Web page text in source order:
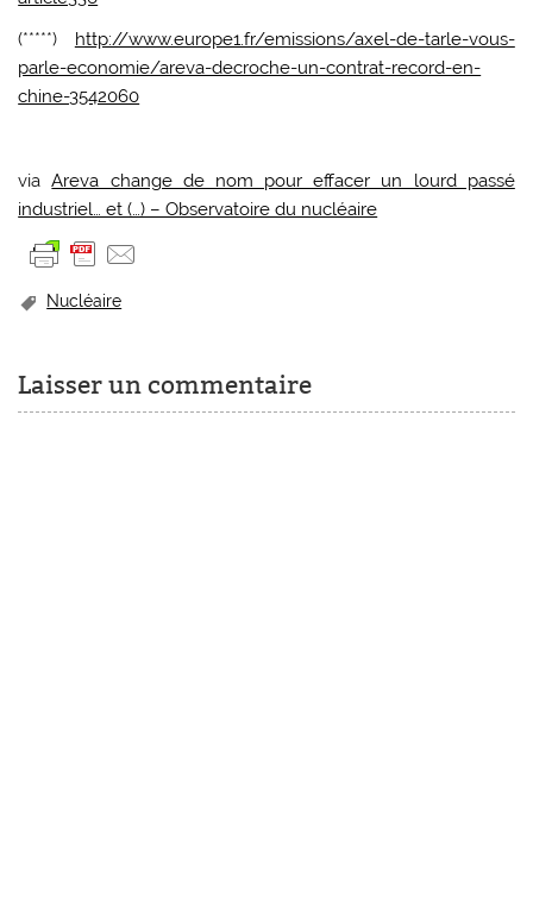
(*****) http://www.europe1.fr/emissions/axel-de-tarle-vous-
parle-economie/areva-decroche-un-contrat-record-en-
chine-3542060
viaAreva change de nom pour effacer un lourd passé
industriel… et (…) – Observatoire du nucléaire
Nucléaire
Laisser un commentaire